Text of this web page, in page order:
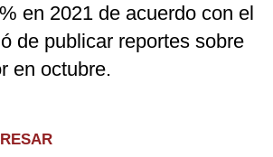
en 2021 de acuerdo con el
de publicar reportes sobre
en octubre.